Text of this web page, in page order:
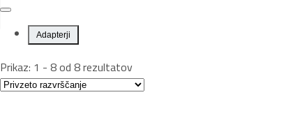
Adapterji
Prikaz: 1 - 8 od 8 rezultatov